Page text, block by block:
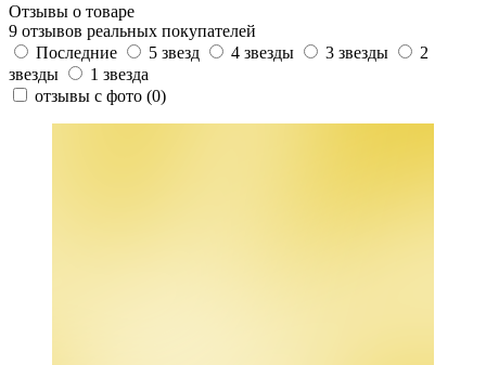
Отзывы о товаре
9 отзывов реальных покупателей
Последние
5 звезд 4 звезды 3 звезды
2
звезды
1 звезда
отзывы с фото (0)